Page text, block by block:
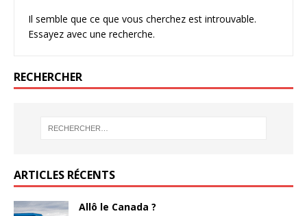
Il semble que ce que vous cherchez est introuvable.
Essayez avec une recherche.
RECHERCHER
ARTICLES RÉCENTS
Allô le Canada ?